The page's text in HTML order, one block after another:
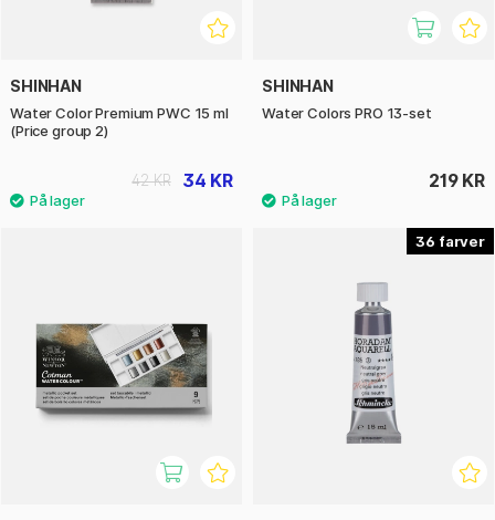
SHINHAN
Water Color Premium PWC 15 ml
(Price group 2)
34 KR
42 KR
SHINHAN
Water Colors PRO 13-set
219 KR
36